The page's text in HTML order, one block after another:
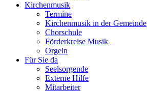
Kirchenmusik
Termine
Kirchenmusik in der Gemeinde
Chorschule
Förderkreise Musik
Orgeln
Für Sie da
Seelsorgende
Externe Hilfe
Mitarbeiter